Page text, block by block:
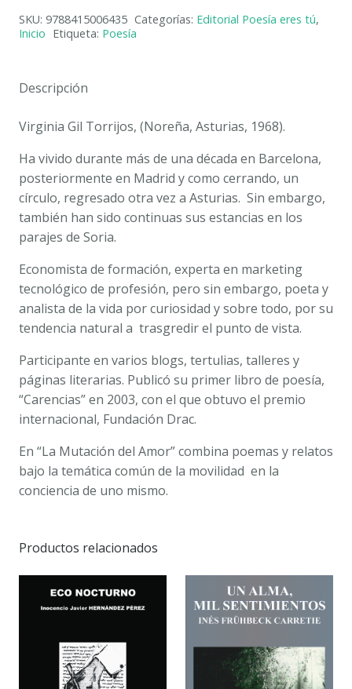
AMOR
GIL
cantidad
SKU: 9788415006435 Categorías: Editorial Poesía eres tú,
Inicio Etiqueta: Poesía
Descripción
Virginia Gil Torrijos, (Noreña, Asturias, 1968).
Ha vivido durante más de una década en Barcelona,
posteriormente en Madrid y como cerrando, un
círculo, regresado otra vez a Asturias. Sin embargo,
también han sido continuas sus estancias en los
parajes de Soria.
Economista de formación, experta en marketing
tecnológico de profesión, pero sin embargo, poeta y
analista de la vida por curiosidad y sobre todo, por su
tendencia natural a trasgredir el punto de vista.
Participante en varios blogs, tertulias, talleres y
páginas literarias. Publicó su primer libro de poesía,
“Carencias” en 2003, con el que obtuvo el premio
internacional, Fundación Drac.
En “La Mutación del Amor” combina poemas y relatos
bajo la temática común de la movilidad en la
conciencia de uno mismo.
Productos relacionados